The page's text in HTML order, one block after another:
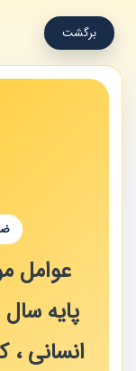
برگشت
عوامل
انسانی ،